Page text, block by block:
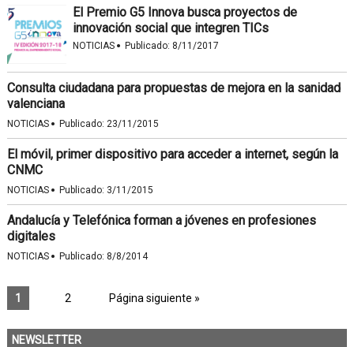
El Premio G5 Innova busca proyectos de
innovación social que integren TICs
NOTICIAS · Publicado: 8/11/2017
Consulta ciudadana para propuestas de mejora en la sanidad
valenciana
NOTICIAS · Publicado: 23/11/2015
El móvil, primer dispositivo para acceder a internet, según la
CNMC
NOTICIAS · Publicado: 3/11/2015
Andalucía y Telefónica forman a jóvenes en profesiones
digitales
NOTICIAS · Publicado: 8/8/2014
1 2 Página siguiente »
NEWSLETTER